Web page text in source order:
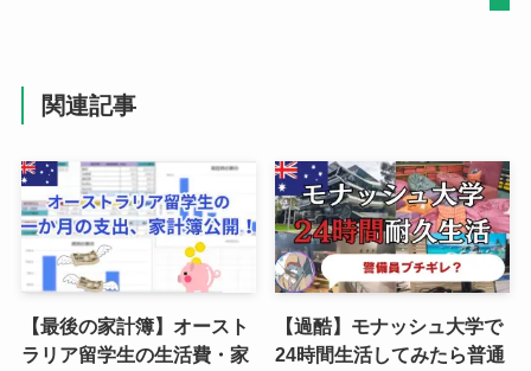
関連記事
【最後の家計簿】オースト
ラリア留学生の生活費・家
【過酷】モナッシュ大学で
24時間生活してみたら普通